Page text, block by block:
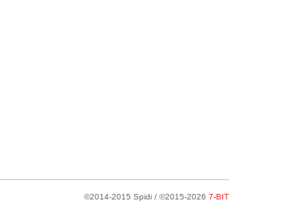
©2014-2015 Spidi / ©2015-2026 7-BIT